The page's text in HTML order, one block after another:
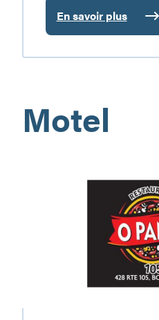
En savoir plus
:
Hôtel
Château
Motel